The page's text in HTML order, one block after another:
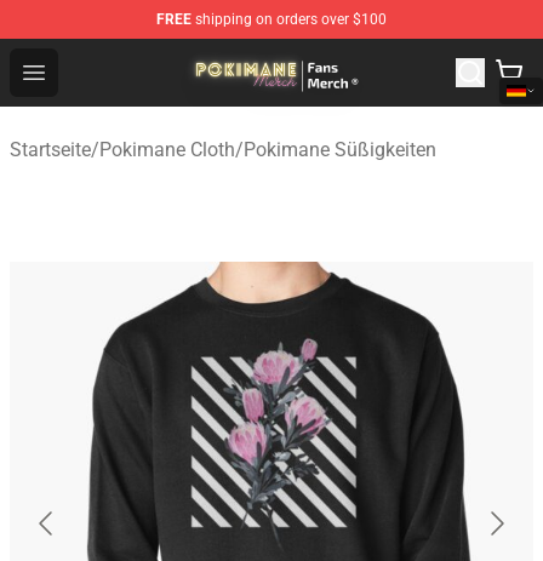
FREE shipping on orders over $100
Open menu
Pokimane Store - Official Pokimane Merchandise Shop
Startseite/Pokimane Cloth/Pokimane Süßigkeiten